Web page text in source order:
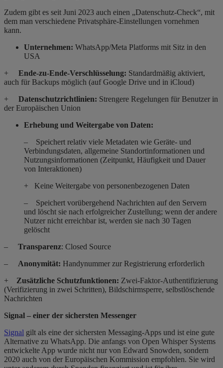
Zudem gibt es seit Juni 2023 auch einen „Datenschutz-Check“, mit
dem man verschiedene Privatsphäre-Einstellungen vornehmen
kann.
Unternehmen: WhatsApp/Meta Platforms mit Sitz in den
USA
+ Ende-zu-Ende-Verschlüsselung: Standardmäßig aktiviert,
auch für Backups möglich (auf Google Drive und in iCloud)
+ Datenschutzrichtlinien: Strengere Regelungen für Benutzer in
der Europäischen Union
Erhebung und Weitergabe von Daten:
– Speichert relativ viele Metadaten wie Geräte- und
Verbindungsdaten, allgemeine Standortinformationen und
Nutzungsinformationen (Zeitpunkt, Häufigkeit und Dauer
von Interaktionen)
+ Keine Weitergabe von personenbezogenen Daten
– Speichert vorübergehend Nachrichten auf den Servern
und löscht sie nach erfolgreicher Zustellung; wenn der andere
Nutzer nicht erreichbar ist, werden sie nach 30 Tagen
gelöscht
– Transparenz: Closed Source
–
Anonymität: Handynummer zur Registrierung erforderlich
+ Zusätzliche Schutzfunktionen: Zwei-Faktor-Authentifizierung
(Verifizierung in zwei Schritten), Bildschirmsperre, selbstlöschende
Nachrichten
Signal – einer der sichersten Messenger
Signal gilt als eine der sichersten Messaging-Apps und ist eine gute
Alternative zu WhatsApp. Die anfangs von Open Whisper Systems
entwickelte App wurde nicht nur von Edward Snowden, sondern
2020 auch von der Europäischen Kommission empfohlen. Sie wird